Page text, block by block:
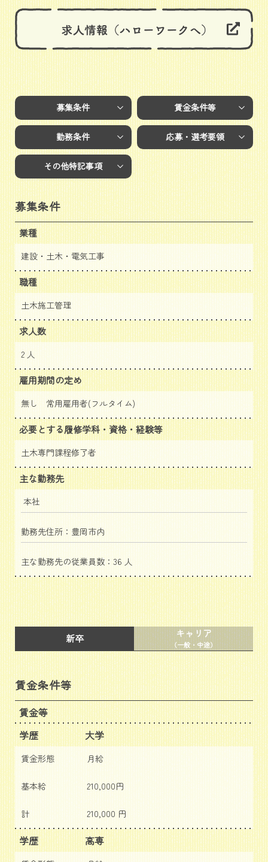
募集条件 賃金条件等
勤務条件 応募・選考要領
その他特記事項
募集条件
業種
建設・土木・電気工事
職種
土木施工管理
求人数
2 人
雇用期間の定め
無し 常用雇用者(フルタイム)
必要とする履修学科・資格・経験等
土木専門課程修了者
主な勤務先
本社
勤務先住所：豊岡市内
主な勤務先の従業員数：36 人
新卒 キャリア
（一般・中途）
賃金条件等
賃金等
学歴
大学
賃金形態 月給
基本給 210,000円
計 210,000 円
学歴 高専